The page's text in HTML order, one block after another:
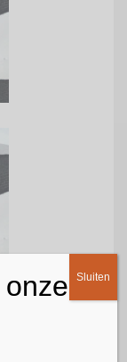
die u op uw
Sluiten